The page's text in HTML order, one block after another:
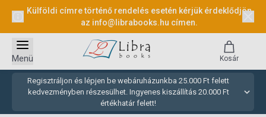
Külföldi címre történő rendelés esetén kérjük érdeklődjön
az info@librabooks.hu címen.
Regisztráljon és lépjen be webáruházunkba 25.000 Ft felett
kedvezményben részesülhet. Ingyenes kiszállítás 20.000 Ft
értékhatár felett!
Menü Kosár